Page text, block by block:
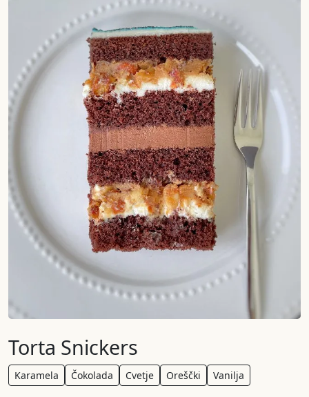
Torta Snickers
Karamela Čokolada Cvetje Oreščki Vanilja